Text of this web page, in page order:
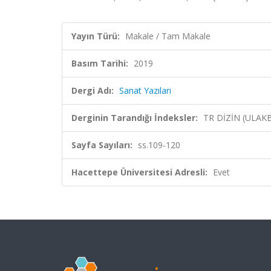
Yayın Türü: Makale / Tam Makale
Basım Tarihi: 2019
Dergi Adı: Sanat Yazıları
Derginin Tarandığı İndeksler: TR DİZİN
Sayfa Sayıları: ss.109-120
Hacettepe Üniversitesi Adresli: Evet